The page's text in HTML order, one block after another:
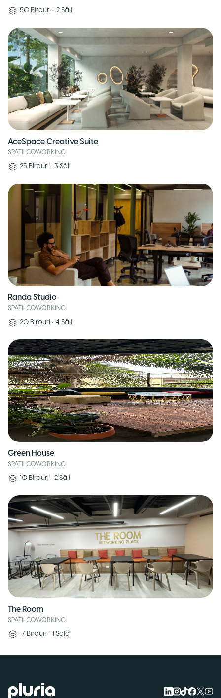
50 Birouri • 2 Săli
AceSpace Creative Suite
SPATII COWORKING
25 Birouri • 3 Săli
Randa Studio
SPATII COWORKING
20 Birouri • 4 Săli
Green House
SPATII COWORKING
10 Birouri • 2 Săli
The Room
SPATII COWORKING
17 Birouri • 1 Sală
Logo Pluria